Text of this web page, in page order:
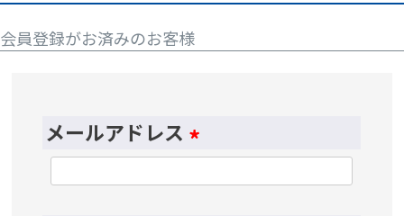
会員登録がお済みのお客様
メールアドレス